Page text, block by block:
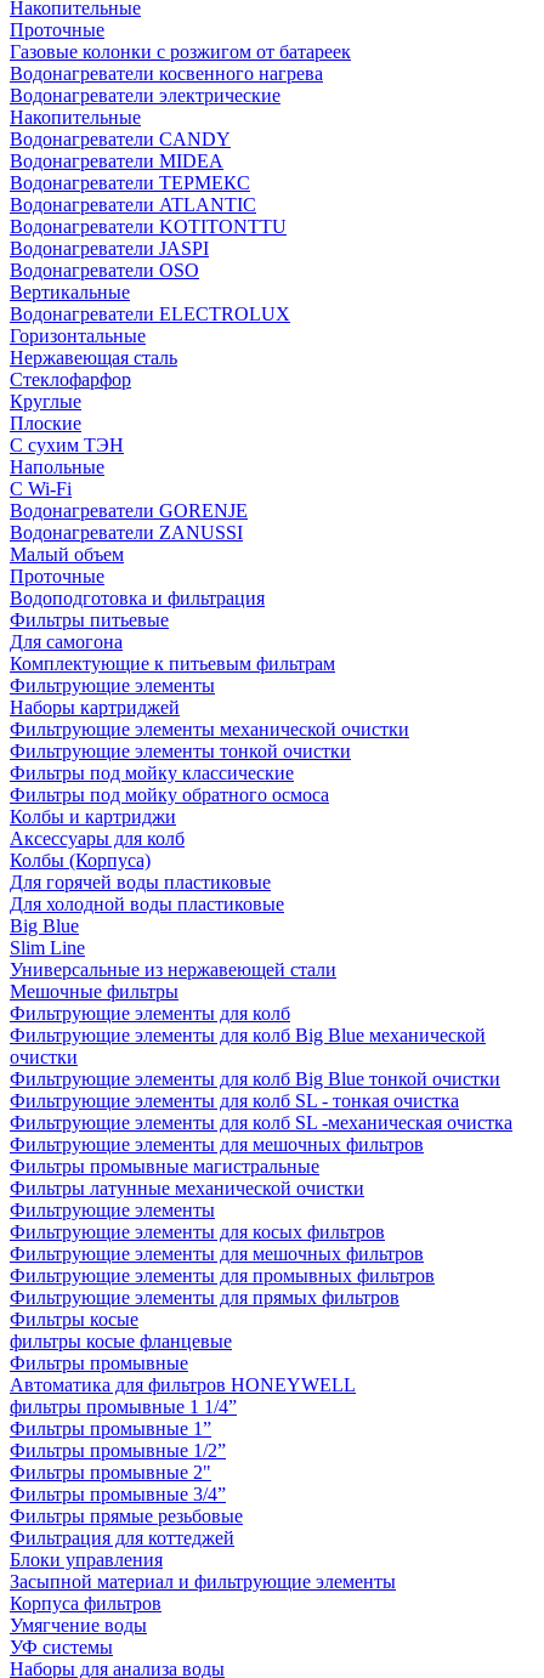
Накопительные
Проточные
Газовые колонки с розжигом от батареек
Водонагреватели косвенного нагрева
Водонагреватели электрические
Накопительные
Водонагреватели CANDY
Водонагреватели MIDEA
Водонагреватели ТЕРМЕКС
Водонагреватели ATLANTIC
Водонагреватели KOTITONTTU
Водонагреватели JASPI
Водонагреватели OSO
Вертикальные
Водонагреватели ELECTROLUX
Горизонтальные
Нержавеющая сталь
Стеклофарфор
Круглые
Плоские
С сухим ТЭН
Напольные
С Wi-Fi
Водонагреватели GORENJE
Водонагреватели ZANUSSI
Малый объем
Проточные
Водоподготовка и фильтрация
Фильтры питьевые
Для самогона
Комплектующие к питьевым фильтрам
Фильтрующие элементы
Наборы картриджей
Фильтрующие элементы механической очистки
Фильтрующие элементы тонкой очистки
Фильтры под мойку классические
Фильтры под мойку обратного осмоса
Колбы и картриджи
Аксессуары для колб
Колбы (Корпуса)
Для горячей воды пластиковые
Для холодной воды пластиковые
Big Blue
Slim Line
Универсальные из нержавеющей стали
Мешочные фильтры
Фильтрующие элементы для колб
Фильтрующие элементы для колб Big Blue механической
очистки
Фильтрующие элементы для колб Big Blue тонкой очистки
Фильтрующие элементы для колб SL - тонкая очистка
Фильтрующие элементы для колб SL -механическая очистка
Фильтрующие элементы для мешочных фильтров
Фильтры промывные магистральные
Фильтры латунные механической очистки
Фильтрующие элементы
Фильтрующие элементы для косых фильтров
Фильтрующие элементы для мешочных фильтров
Фильтрующие элементы для промывных фильтров
Фильтрующие элементы для прямых фильтров
Фильтры косые
фильтры косые фланцевые
Фильтры промывные
Автоматика для фильтров HONEYWELL
фильтры промывные 1 1/4”
Фильтры промывные 1”
Фильтры промывные 1/2”
Фильтры промывные 2"
Фильтры промывные 3/4”
Фильтры прямые резьбовые
Фильтрация для коттеджей
Блоки управления
Засыпной материал и фильтрующие элементы
Корпуса фильтров
Умягчение воды
УФ системы
Наборы для анализа воды